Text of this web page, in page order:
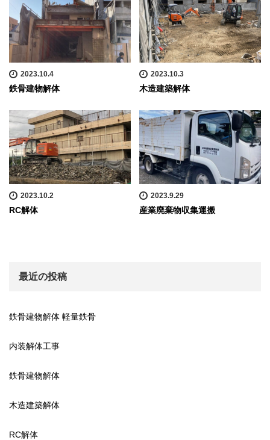
2023.10.4
鉄骨建物解体
2023.10.3
木造建築解体
2023.10.2
RC解体
2023.9.29
産業廃棄物収集運搬
最近の投稿
鉄骨建物解体 軽量鉄骨
内装解体工事
鉄骨建物解体
木造建築解体
RC解体